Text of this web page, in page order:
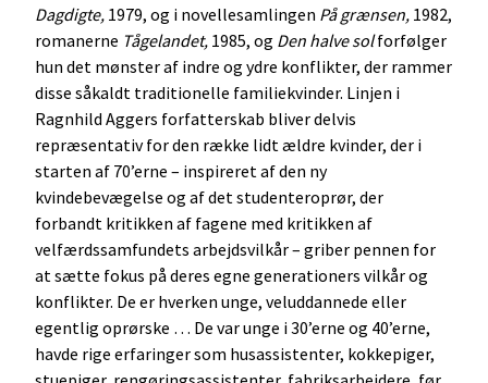
Dagdigte, 1979, og i novellesamlingen På grænsen, 1982,
romanerne Tågelandet, 1985, og Den halve solforfølger
hun det mønster af indre og ydre konflikter, der rammer
disse såkaldt traditionelle familiekvinder. Linjen i
Ragnhild Aggers forfatterskab bliver delvis
repræsentativ for den række lidt ældre kvinder, der i
starten af 70’erne – inspireret af den ny
kvindebevægelse og af det studenteroprør, der
forbandt kritikken af fagene med kritikken af
velfærdssamfundets arbejdsvilkår – griber pennen for
at sætte fokus på deres egne generationers vilkår og
konflikter. De er hverken unge, veluddannede eller
egentlig oprørske … De var unge i 30’erne og 40’erne,
havde rige erfaringer som husassistenter, kokkepiger,